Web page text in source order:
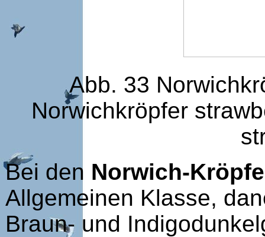
Abb. 33
Norwichkröpfer
Bei den Norwich-
Allgemeinen Klasse,
Braun- und